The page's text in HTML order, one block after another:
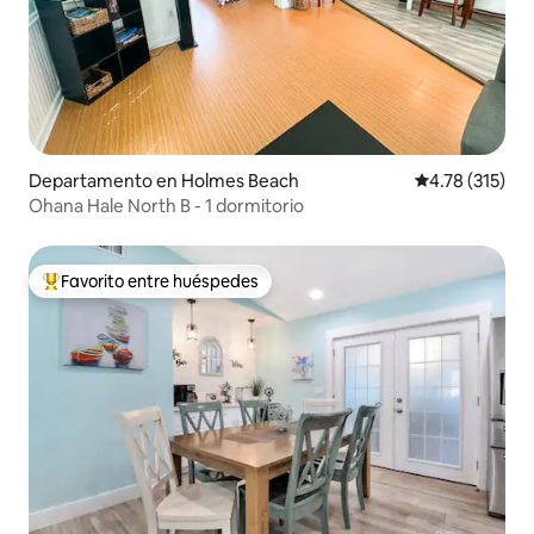
Departamento en Holmes Beach Calificación
4.78 (315)
Ohana Hale North B - 1 dormitorio
De los mejores en Favorito entre huéspedes
Favorito entre huéspedes